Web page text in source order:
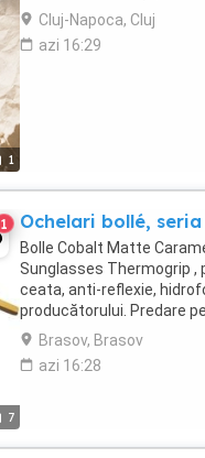
1
Cluj-Napoca, Cluj
azi 16:29
7
1 Ochelari bollé, seria
Bolle Cobalt Matte
Sunglasses Thermogrip
ceata, anti-reflexie,
producătorului. Predare
Brasov, Brasov
azi 16:28